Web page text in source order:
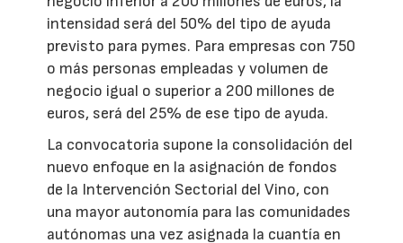
intensidad será del 50% del tipo de ayuda
previsto para pymes. Para empresas con 750
o más personas empleadas y volumen de
negocio igual o superior a 200 millones de
euros, será del 25% de ese tipo de ayuda.
La convocatoria supone la consolidación del
nuevo enfoque en la asignación de fondos
de la Intervención Sectorial del Vino, con
una mayor autonomía para las comunidades
autónomas una vez asignada la cuantía en